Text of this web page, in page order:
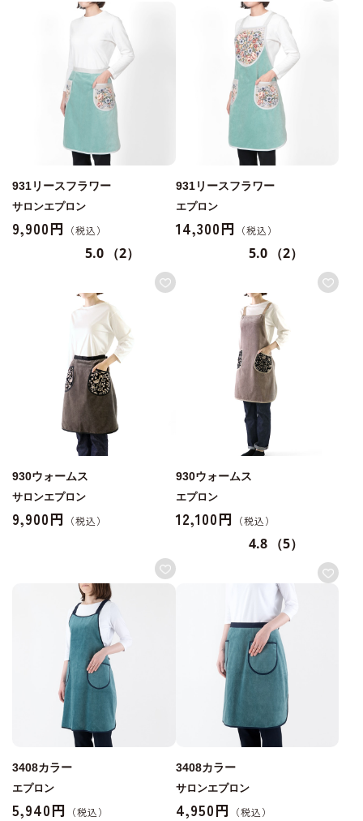
931リースフラワー
サロンエプロン
9,900円
5.0 （2）
931リースフラワー
エプロン
14,300円
5.0 （2）
930ウォームス
サロンエプロン
9,900円
930ウォームス
エプロン
12,100円
4.8 （5）
3408カラー
エプロン
5,940円
3408カラー
サロンエプロン
4,950円